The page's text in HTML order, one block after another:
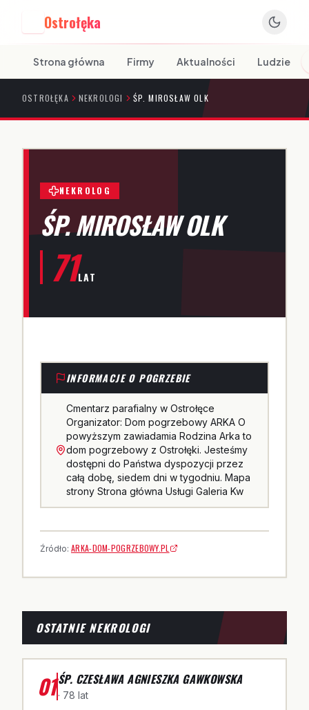
Ostrołęka
Strona główna Firmy Aktualności Ludzie
OSTROŁĘKA NEKROLOGI ŚP. MIROSŁAW OLK
NEKROLOG
ŚP. MIROSŁAW OLK
71LAT
INFORMACJE O POGRZEBIE
Cmentarz parafialny w Ostrołęce
Organizator: Dom pogrzebowy ARKA O
powyższym zawiadamia Rodzina Arka to
dom pogrzebowy z Ostrołęki. Jesteśmy
dostępni do Państwa dyspozycji przez
całą dobę, siedem dni w tygodniu. Mapa
strony Strona główna Usługi Galeria Kw
Źródło: ARKA-DOM-POGRZEBOWY.PL
OSTATNIE NEKROLOGI
01ŚP. CZESŁAWA AGNIESZKA GAWKOWSKA
· 78 lat